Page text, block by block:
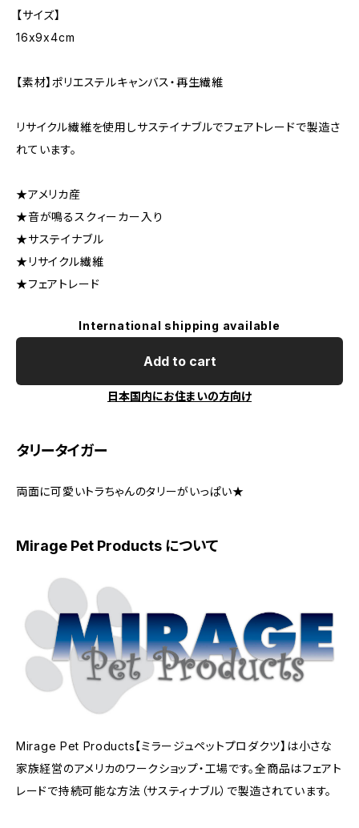
【サイズ】
16x9x4cm
【素材】ポリエステルキャンバス・再生繊維
リサイクル繊維を使用しサステイナブルでフェアトレードで製造さ
れています。
★アメリカ産
★音が鳴るスクィーカー入り
★サステイナブル
★リサイクル繊維
★フェアトレード
International shipping available
Add to cart
日本国内にお住まいの方向け
タリータイガー
両面に可愛いトラちゃんのタリーがいっぱい★
Mirage Pet Products について
Mirage Pet Products【ミラージュペットプロダクツ】は小さな
家族経営のアメリカのワークショップ・工場です。全商品はフェアト
レードで持続可能な方法（サスティナブル）で製造されています。